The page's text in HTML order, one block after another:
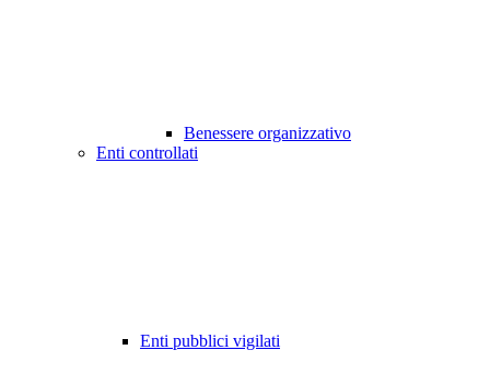
Benessere organizzativo
Enti controllati
Enti pubblici vigilati